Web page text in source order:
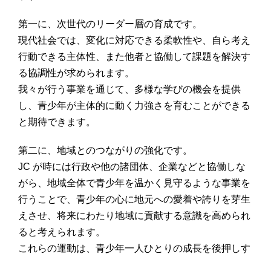
第一に、次世代のリーダー層の育成です。
現代社会では、変化に対応できる柔軟性や、自ら考え
行動できる主体性、また他者と協働して課題を解決す
る協調性が求められます。
我々が行う事業を通じて、多様な学びの機会を提供
し、青少年が主体的に動く力強さを育むことができる
と期待できます。
第二に、地域とのつながりの強化です。
JC が時には行政や他の諸団体、企業などと協働しな
がら、地域全体で青少年を温かく見守るような事業を
行うことで、青少年の心に地元への愛着や誇りを芽生
えさせ、将来にわたり地域に貢献する意識を高められ
ると考えられます。
これらの運動は、青少年一人ひとりの成長を後押しす